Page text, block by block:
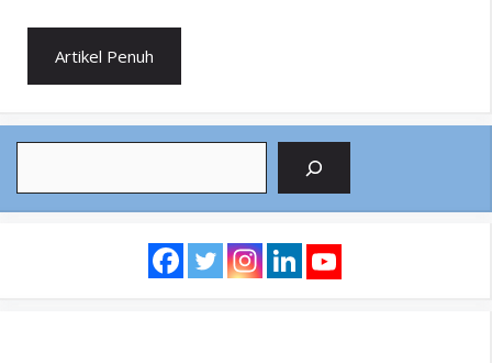
Artikel Penuh